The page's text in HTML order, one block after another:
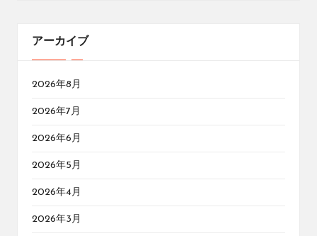
アーカイブ
2026年8月
2026年7月
2026年6月
2026年5月
2026年4月
2026年3月